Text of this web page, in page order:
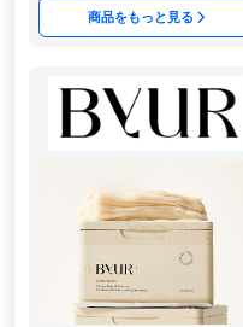
商品をもっと見る